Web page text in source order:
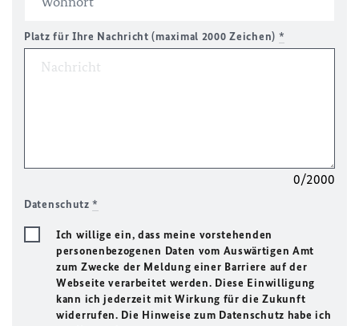
Platz für Ihre Nachricht (maximal 2000 Zeichen) *
0/2000
Datenschutz*
Ich willige ein, dass meine vorstehenden
personenbezogenen Daten vom Auswärtigen Amt
zum Zwecke der Meldung einer Barriere auf der
Webseite verarbeitet werden. Diese Einwilligung
kann ich jederzeit mit Wirkung für die Zukunft
widerrufen. Die Hinweise zum Datenschutz habe ich